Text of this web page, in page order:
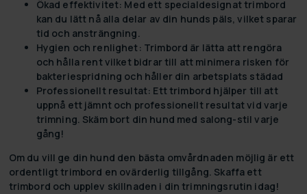
Ökad effektivitet: Med ett specialdesignat trimbord
kan du lätt nå alla delar av din hunds päls, vilket sparar
tid och ansträngning.
Hygien och renlighet: Trimbord är lätta att rengöra
och hålla rent vilket bidrar till att minimera risken för
bakteriespridning och håller din arbetsplats städad
Professionellt resultat: Ett trimbord hjälper till att
uppnå ett jämnt och professionellt resultat vid varje
trimning. Skäm bort din hund med salong-stil varje
gång!
Om du vill ge din hund den bästa omvårdnaden möjlig är ett
ordentligt trimbord en ovärderlig tillgång. Skaffa ett
trimbord och upplev skillnaden i din trimningsrutin idag!